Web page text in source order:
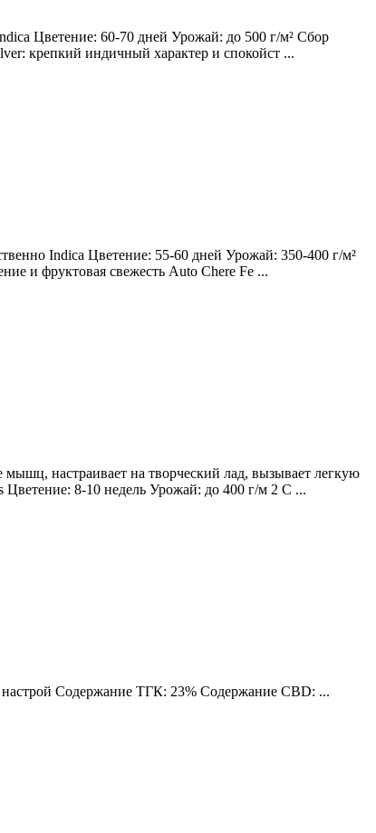
Цветение: 60-70 дней Урожай: до 500 г/м² Сбор
крепкий индичный характер и спокойст ...
Indica Цветение: 55-60 дней Урожай: 350-400 г/м²
и фруктовая свежесть Auto Chere Fe ...
настраивает на творческий лад, вызывает легкую
8-10 недель Урожай: до 400 г/м 2 С ...
Содержание ТГК: 23% Содержание CBD: ...